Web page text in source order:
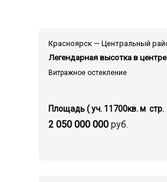
Легендарная высотка в центре
Витражное остекление
2 050 000 000 руб.